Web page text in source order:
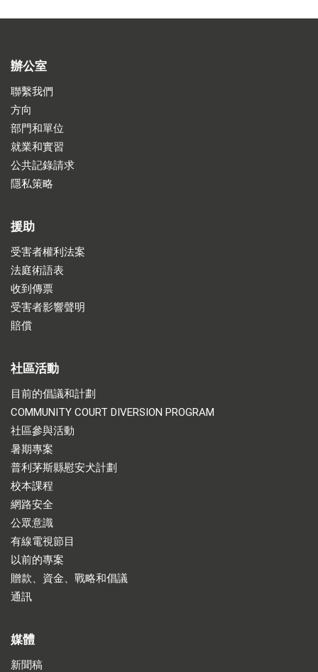
辦公室
聯繫我們
方向
部門和單位
就業和實習
公共記錄請求
隱私策略
援助
受害者權利法案
法庭術語表
收到傳票
受害者影響聲明
賠償
社區活動
目前的倡議和計劃
COMMUNITY COURT DIVERSION PROGRAM
社區參與活動
暑期專案
普利茅斯縣慰安犬計劃
校本課程
網路安全
公眾意識
有線電視節目
以前的專案
贈款、資金、戰略和倡議
通訊
媒體
新聞稿